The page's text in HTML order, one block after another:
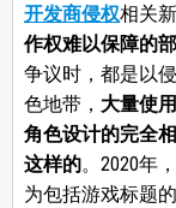
开发商侵权相关
作权难以保障的
争议时，都是以
色地带， 大量使
角色设计的完全
这样的。2020年
为包括游戏标题